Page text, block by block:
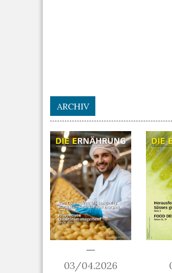
ARCHIV
03/04.2026